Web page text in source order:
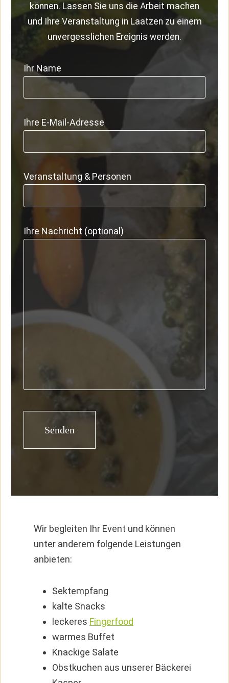
können. Lassen Sie uns die Arbeit machen
und Ihre Veranstaltung in Laatzen zu einem
unvergesslichen Ereignis werden.
Ihr Name
Ihre E-Mail-Adresse
Veranstaltung & Personen
Ihre Nachricht (optional)
Wir begleiten Ihr Event und können
unter anderem folgende Leistungen
anbieten:
Sektempfang
kalte Snacks
leckeres Fingerfood
warmes Buffet
Knackige Salate
Obstkuchen aus unserer Bäckerei